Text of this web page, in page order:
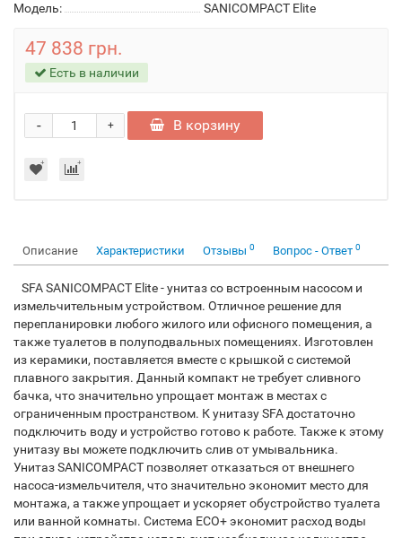
Модель:
SANICOMPACT Elite
47 838 грн.
Есть в наличии
+
- В корзину
Описание Характеристики Отзывы 0 Вопрос - Ответ 0
SFA SANICOMPACT Elite - унитаз со встроенным насосом и
измельчительным устройством. Отличное решение для
перепланировки любого жилого или офисного помещения, а
также туалетов в полуподвальных помещениях. Изготовлен
из керамики, поставляется вместе с крышкой с системой
плавного закрытия. Данный компакт не требует сливного
бачка, что значительно упрощает монтаж в местах с
ограниченным пространством. К унитазу SFA достаточно
подключить воду и устройство готово к работе. Также к этому
унитазу вы можете подключить слив от умывальника.
Унитаз SANICOMPACT позволяет отказаться от внешнего
насоса-измельчителя, что значительно экономит место для
монтажа, а также упрощает и ускоряет обустройство туалета
или ванной комнаты. Система ECO+ экономит расход воды